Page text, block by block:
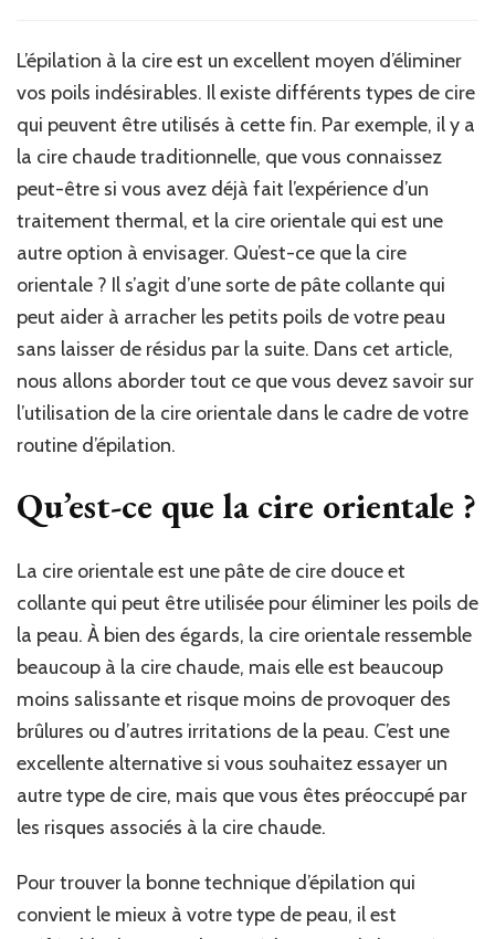
L’épilation à la cire est un excellent moyen d’éliminer
vos poils indésirables. Il existe différents types de cire
qui peuvent être utilisés à cette fin. Par exemple, il y a
la cire chaude traditionnelle, que vous connaissez
peut-être si vous avez déjà fait l’expérience d’un
traitement thermal, et la cire orientale qui est une
autre option à envisager. Qu’est-ce que la cire
orientale ? Il s’agit d’une sorte de pâte collante qui
peut aider à arracher les petits poils de votre peau
sans laisser de résidus par la suite. Dans cet article,
nous allons aborder tout ce que vous devez savoir sur
l’utilisation de la cire orientale dans le cadre de votre
routine d’épilation.
Qu’est-ce que la cire orientale ?
La cire orientale est une pâte de cire douce et
collante qui peut être utilisée pour éliminer les poils de
la peau. À bien des égards, la cire orientale ressemble
beaucoup à la cire chaude, mais elle est beaucoup
moins salissante et risque moins de provoquer des
brûlures ou d’autres irritations de la peau. C’est une
excellente alternative si vous souhaitez essayer un
autre type de cire, mais que vous êtes préoccupé par
les risques associés à la cire chaude.
Pour trouver la bonne technique d’épilation qui
convient le mieux à votre type de peau, il est